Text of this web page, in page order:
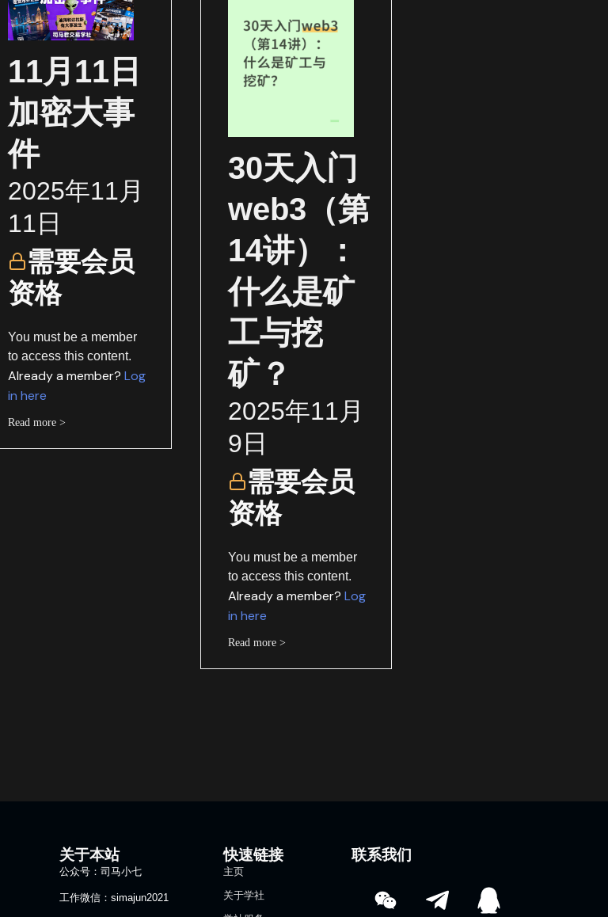
11月11日
加密大事
件
2025年11月
11日
需要会员
资格
You must be a member
to access this content.
Already a member? Log
in here
Read more >
30天入门
web3（第
14讲）：
什么是矿
工与挖
矿？
2025年11月
9日
需要会员
资格
You must be a member
to access this content.
Already a member?Log
in here
Read more >
关于本站
公众号：司马小七
工作微信：simajun2021
快速链接
主页
关于学社
联系我们